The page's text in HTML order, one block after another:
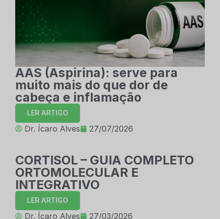
AAS (Aspirina): serve para
muito mais do que dor de
cabeça e inflamação
LER ARTIGO
Dr. Ícaro Alves 27/07/2026
CORTISOL – GUIA COMPLETO
ORTOMOLECULAR E
INTEGRATIVO
LER ARTIGO
Dr. Ícaro Alves 27/03/2026